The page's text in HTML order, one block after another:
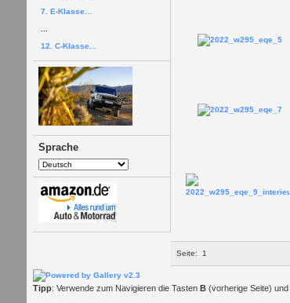
7. E-Klasse...
12. C-Klasse...
Sprache
Seite: 1
Tipp: Verwende zum Navigieren die Tasten B(vorherige Seite) und